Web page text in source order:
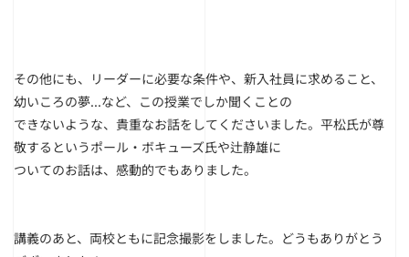
その他にも、リーダーに必要な条件や、新入社員に求めること、
幼いころの夢...など、この授業でしか聞くことの
できないような、貴重なお話をしてくださいました。平松氏が尊
敬するというポール・ボキューズ氏や辻静雄に
ついてのお話は、感動的でもありました。
講義のあと、両校ともに記念撮影をしました。どうもありがとう